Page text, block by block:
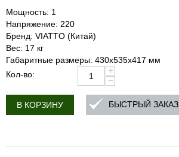
Мощность: 1
Напряжение: 220
Бренд: VIATTO (Китай)
Вес: 17 кг
Габаритные размеры: 430x535x417 мм
Кол-во:
+
−
В КОРЗИНУ БЫСТРЫЙ ЗАКАЗ